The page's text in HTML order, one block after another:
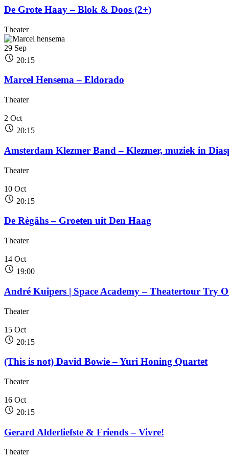
De Grote Haay – Blok & Doos (2+)
Theater
29 Sep
20:15
Marcel Hensema – Eldorado
Theater
2 Oct
20:15
Amsterdam Klezmer Band – Klezmer, muziek in
Theater
10 Oct
20:15
De Règâhs – Groeten uit Den Haag
Theater
14 Oct
19:00
André Kuipers | Space Academy – Theatertour Try
Theater
15 Oct
20:15
(This is not) David Bowie – Yuri Honing Quartet
Theater
16 Oct
20:15
Gerard Alderliefste & Friends – Vivre!
Theater